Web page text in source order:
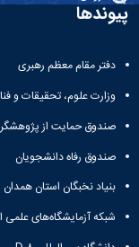
پیوندها
دفتر مقام معظم رهبری
وزارت علوم، تحقیقات و
صندوق حمایت از
صندوق رفاه دانشجویان
بنیاد نخبگان استان همدان
شبکه آزمایشگاه‌های علمی